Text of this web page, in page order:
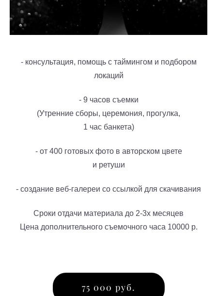
- консультация, помощь с таймингом и подбором
локаций
- 9 часов съемки
(Утренние сборы, церемония, прогулка,
1 час банкета)
- от 400 готовых фото в авторском цвете
и ретуши
- создание веб-галереи со ссылкой для скачивания
Сроки отдачи материала до 2-3х месяцев
Цена дополнительного съемочного часа 10000 р.
75 000 руб.